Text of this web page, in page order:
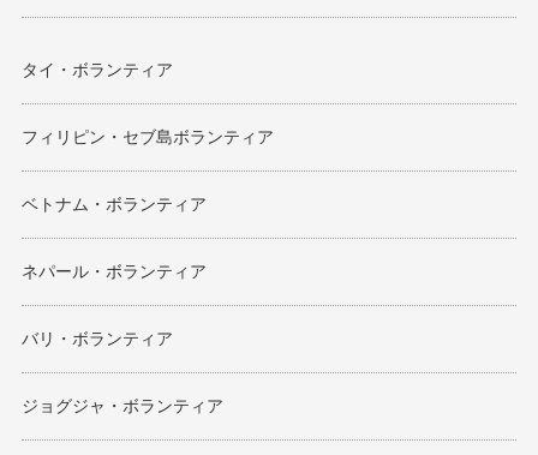
タイ・ボランティア
フィリピン・セブ島ボランティア
ベトナム・ボランティア
ネパール・ボランティア
バリ・ボランティア
ジョグジャ・ボランティア